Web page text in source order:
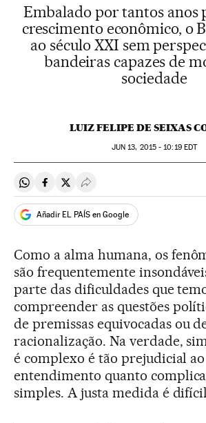
Embalado por tantos anos
crescimento econômico, o
ao século XXI sem
bandeiras capazes de
sociedade
LUIZ FELIPE DE SEIXAS
JUN 13, 2015 - 10:19EDT
Compartir en Whatsapp
Compartir en Facebook
Compartir en Twitter
Desplegar Redes Sociales
Añadir EL PAÍS en Google
Como a alma humana, os
são frequentemente
parte das dificuldades que
compreender as questões
de premissas equivocadas ou
racionalização. Na verdade,
é complexo é tão prejudicial ao
entendimento quanto
simples. A justa medida é